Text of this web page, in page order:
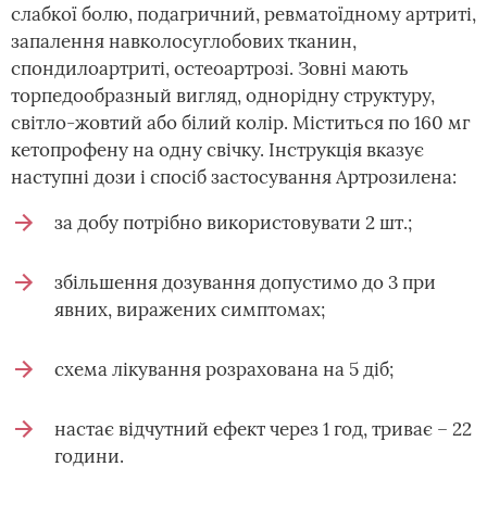
слабкої болю, подагричний, ревматоїдному артриті,
запалення навколосуглобових тканин,
спондилоартриті, остеоартрозі. Зовні мають
торпедообразный вигляд, однорідну структуру,
світло-жовтий або білий колір. Міститься по 160 мг
кетопрофену на одну свічку. Інструкція вказує
наступні дози і спосіб застосування Артрозилена:
за добу потрібно використовувати 2 шт.;
збільшення дозування допустимо до 3 при
явних, виражених симптомах;
схема лікування розрахована на 5 діб;
настає відчутний ефект через 1 год, триває – 22
години.